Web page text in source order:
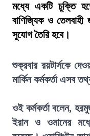
মধ্যে একটি চুক্তি
বাণিজ্যিক ও তেলবাহী
সুযোগ তৈরি হবে।
শুক্রবার রয়টার্সকে
মার্কিন কর্মকর্তা এসব
ওই কর্মকর্তা বলেন,
ইরান ও ওমানের